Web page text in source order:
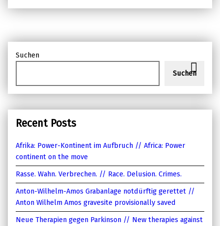
Suchen
Suchen
Recent Posts
Afrika: Power-Kontinent im Aufbruch // Africa: Power
continent on the move
Rasse. Wahn. Verbrechen. // Race. Delusion. Crimes.
Anton-Wilhelm-Amos Grabanlage notdürftig gerettet //
Anton Wilhelm Amos gravesite provisionally saved
Neue Therapien gegen Parkinson // New therapies against